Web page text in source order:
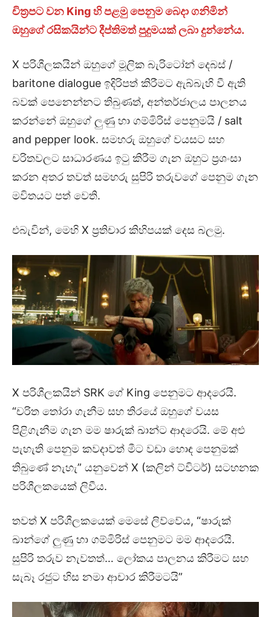
චිත්‍රපට වන Kingහි පළමු පෙනුම බෙදා ගනිමින්
ඔහුගේ රසිකයින්ට දීප්තිමත් පුදුමයක් ලබා දුන්නේය.
X පරිශීලකයින් ඔහුගේ මූලික බැරිටෝන් දෙබස් /
baritone dialogue ඉදිරිපත් කිරීමට ඇබ්බැහි වී ඇති
බවක් පෙනෙන්නට තිබුණත්, අන්තර්ජාලය පාලනය
කරන්නේ ඔහුගේ ලුණු හා ගම්මිරිස් පෙනුමයි / salt
and pepper look. සමහරු ඔහුගේ වයසට සහ
චරිතවලට සාධාරණය ඉටු කිරීම ගැන ඔහුට ප්‍රශංසා
කරන අතර තවත් සමහරු සුපිරි තරුවගේ පෙනුම ගැන
මවිතයට පත් වෙති.
එබැවින්, මෙහි X ප්‍රතිචාර කිහිපයක් දෙස බලමු.
X පරිශීලකයින් SRK ගේ King පෙනුමට ආදරෙයි.
“චරිත තෝරා ගැනීම සහ තිරයේ ඔහුගේ වයස
පිළිගැනීම ගැන මම ෂාරුක් ඛාන්ට ආදරෙයි. මේ අළු
පැහැති පෙනුම කවදාවත් මීට වඩා හොඳ පෙනුමක්
තිබුණේ නැහැ” යනුවෙන් X (කලින් ට්විටර්) සටහනක
පරිශීලකයෙක් ලිවීය.
තවත් X පරිශීලකයෙක් මෙසේ ලිව්වේය, “ෂාරුක්
ඛාන්ගේ ලුණු හා ගම්මිරිස් පෙනුමට මම ආදරෙයි.
සුපිරි තරුව නැවතත්… ලෝකය පාලනය කිරීමට සහ
සැබෑ රජුට හිස නමා ආචාර කිරීමටයි”